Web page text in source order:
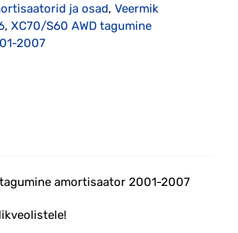
ja osad, Veermik
, XC70/S60 AWD tagumine
2007
amortisaator 2001-2007